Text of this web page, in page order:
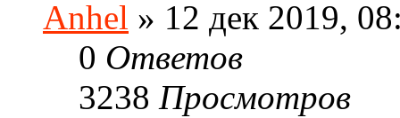
Anhel » 12 дек 2019,
0 Ответов
3238 Просмотров